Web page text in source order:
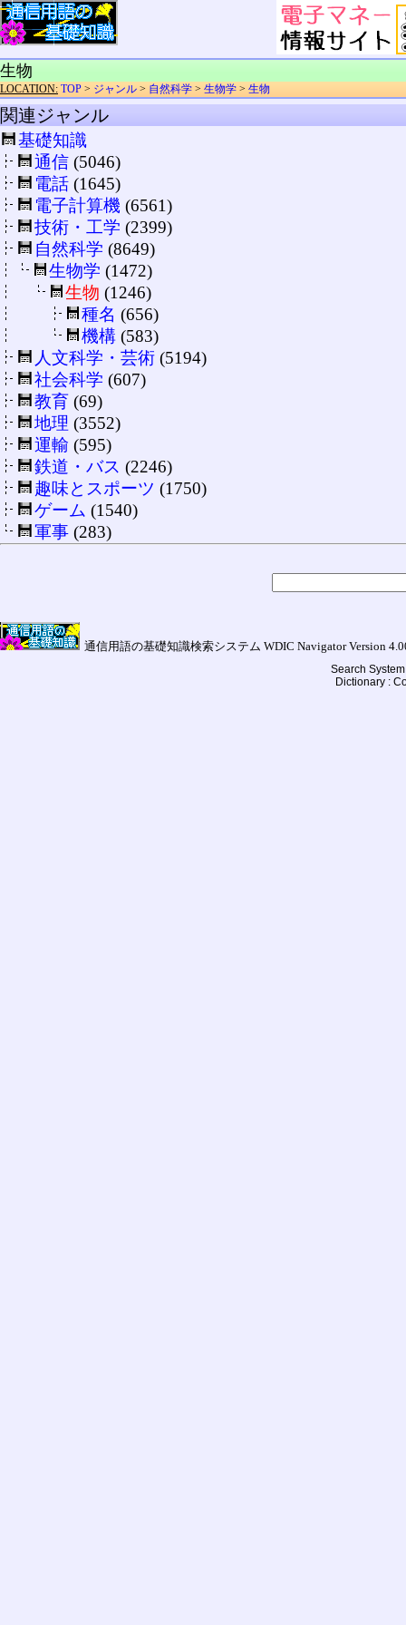
生物
LOCATION: TOP > ジャンル > 自然科学 > 生物学 > 生物
関連ジャンル
基礎知識
通信 (5046)
電話 (1645)
電子計算機 (6561)
技術・工学 (2399)
自然科学 (8649)
生物学 (1472)
生物 (1246)
種名 (656)
機構 (583)
人文科学・芸術 (5194)
社会科学 (607)
教育 (69)
地理 (3552)
運輸 (595)
鉄道・バス (2246)
趣味とスポーツ (1750)
ゲーム (1540)
軍事 (283)
通信用語の基礎知識検索システム WDIC Navigator Version
Search
Dictionary :